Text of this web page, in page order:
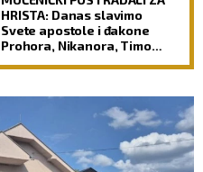
HRISTA: Danas slavimo
Svete apostole i đakone
Prohora, Nikanora, Timona